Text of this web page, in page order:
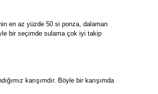
en az yüzde 50 si ponza, dalaman
bir seçimde sulama çok iyi takip
karışımdır. Böyle bir karışımda